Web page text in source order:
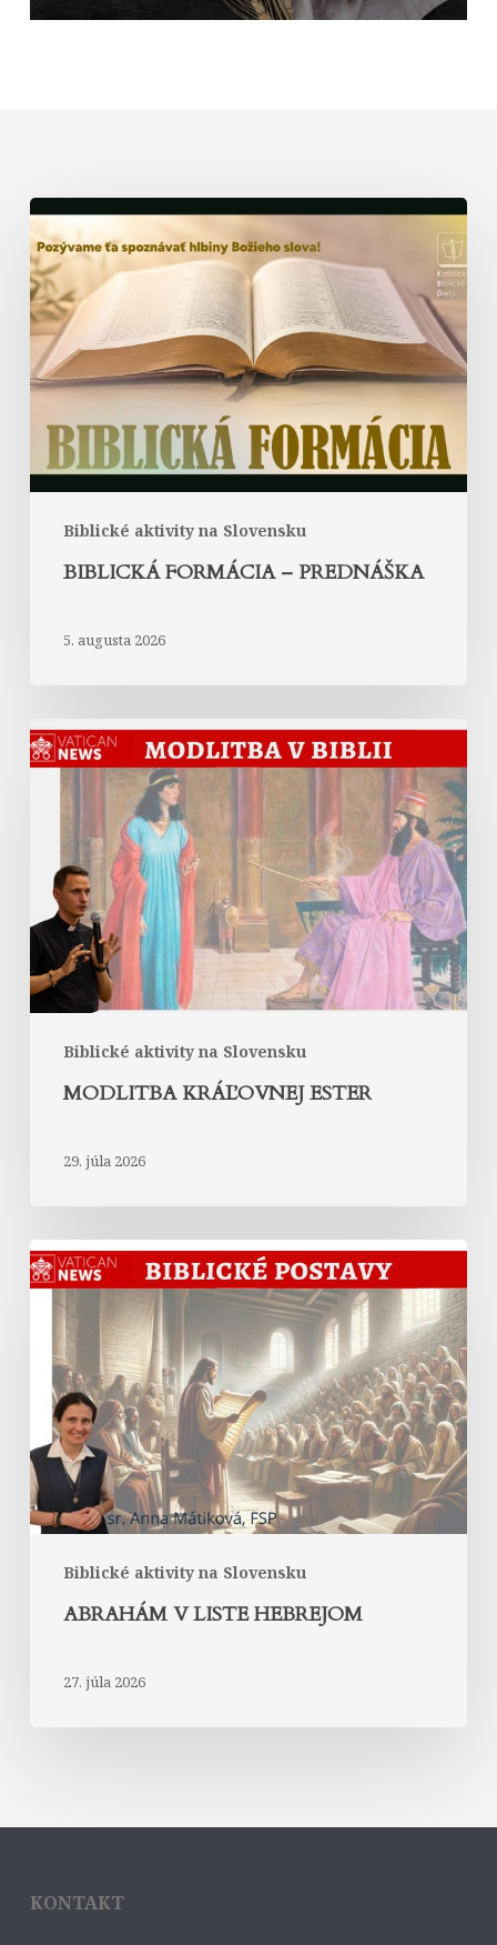
Biblické aktivity na Slovensku
Biblická
formácia
–
prednáška
BIBLICKÁ FORMÁCIA – PREDNÁŠKA
5. augusta 2026
Biblické aktivity na Slovensku
Modlitba
kráľovnej
Ester
MODLITBA KRÁĽOVNEJ ESTER
29. júla 2026
Biblické aktivity na Slovensku
Abrahám
v
Liste
Hebrejom
ABRAHÁM V LISTE HEBREJOM
27. júla 2026
KONTAKT